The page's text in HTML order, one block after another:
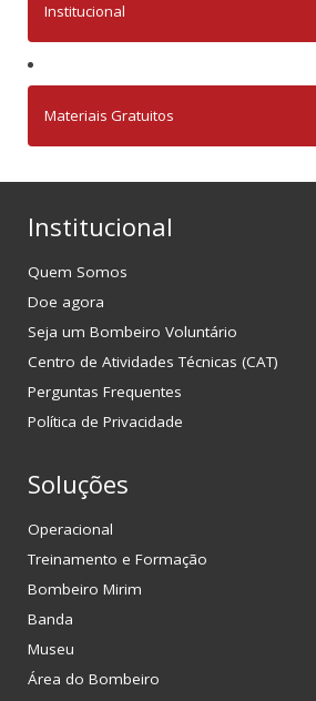
Institucional
Materiais Gratuitos
Institucional
Quem Somos
Doe agora
Seja um Bombeiro Voluntário
Centro de Atividades Técnicas (CAT)
Perguntas Frequentes
Política de Privacidade
Soluções
Operacional
Treinamento e Formação
Bombeiro Mirim
Banda
Museu
Área do Bombeiro